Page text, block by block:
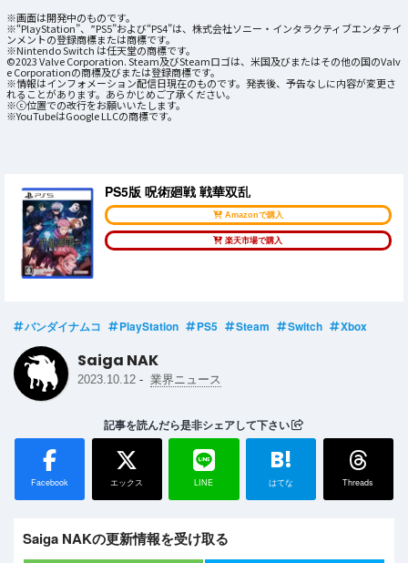
※画面は開発中のものです。
※“PlayStation”、”PS5”および“PS4”は、株式会社ソニー・インタラクティブエンタテイ
ンメントの登録商標または商標です。
※Nintendo Switch は任天堂の商標です。
©2023 Valve Corporation. Steam及びSteamロゴは、米国及びまたはその他の国のValv
e Corporationの商標及びまたは登録商標です。
※情報はインフォメーション配信日現在のものです。発表後、予告なしに内容が変更さ
れることがあります。あらかじめご了承ください。
※ⓒ位置での改行をお願いいたします。
※YouTubeはGoogle LLCの商標です。
PS5版 呪術廻戦 戦華双乱
Amazonで購入
楽天市場で購入
バンダイナムコ PlayStation PS5 Steam Switch Xbox
Saiga NAK
2023.10.12 - 業界ニュース
記事を読んだら是非シェアして下さい
Facebook エックス LINE
B!
はてな Threads
Saiga NAKの更新情報を受け取る